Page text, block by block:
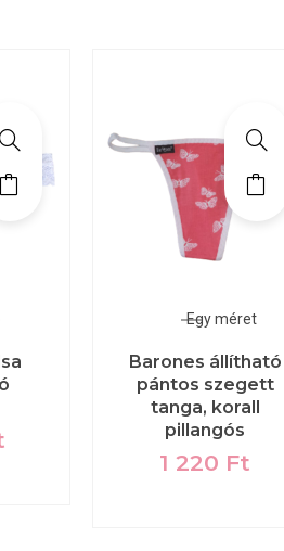
Egy méret
Barones állítható
pántos szegett
tanga, korall
pillangós
1 220 Ft